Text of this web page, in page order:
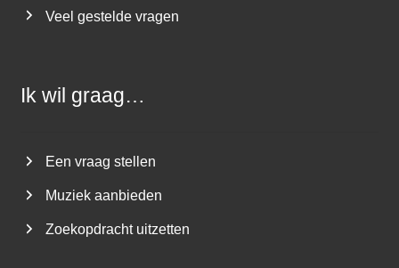
Veel gestelde vragen
Ik wil graag…
Een vraag stellen
Muziek aanbieden
Zoekopdracht uitzetten